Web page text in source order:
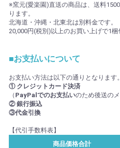
※窯元(愛楽園)直送の商品は、送料
ります。
北海道・沖縄・北東北は別料金です。
20,000円(税別)以上のお買い上げで1梱
■お支払いについて
お支払い方法は以下の通りとなります。
① クレジットカード決済
（ PayPalでのお支払いのため後送の
② 銀行振込
③代金引換
【代引手数料表】
商品価格合計